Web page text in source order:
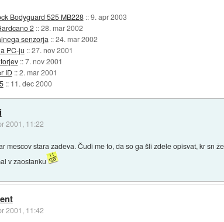
Bodyguard 525 MB228 ::9. apr 2003
2 ::28. mar 2002
senzorja ::24. mar 2002
PC-ju ::27. nov 2001
::7. nov 2001
ID ::2. mar 2001
:: 11. dec 2000
2001, 11:22
mescov stara zadeva. Čudi me to, da so ga šli zdele opisvat, kr sn
v zaostanku
2001, 11:42